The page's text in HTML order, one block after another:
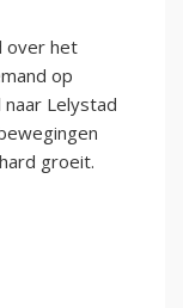
over het
op
naar Lelystad
groeit.